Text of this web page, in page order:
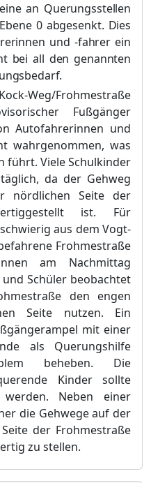
an Querungsstellen
0 abgesenkt. Dies
und -fahrer ein
bei all den genannten
Weg/Frohmestraße
Fußgänger
Autofahrerinnen und
wahrgenommen, was
führt. Viele Schulkinder
da der Gehweg
nördlichen Seite der
ist. Für
aus dem Vogt-
Frohmestraße
am Nachmittag
Schüler beobachtet
den engen
Seite nutzen. Ein
mit einer
als Querungshilfe
beheben. Die
Kinder sollte
Neben einer
die Gehwege auf der
der Frohmestraße
zu stellen.